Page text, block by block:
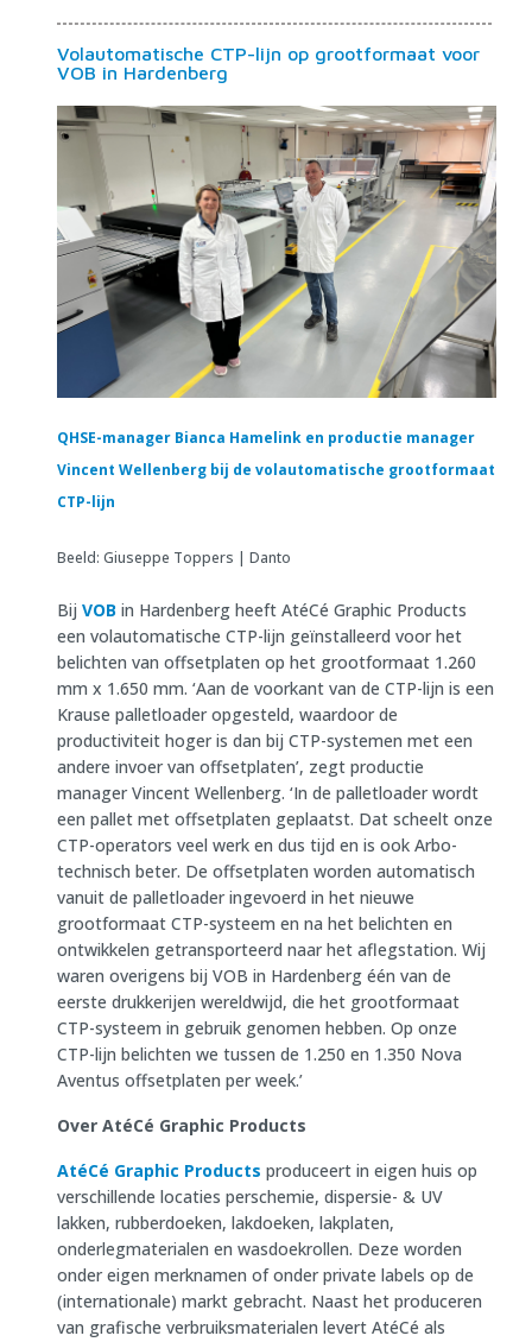
Volautomatische CTP-lijn op grootformaat voor
VOB in Hardenberg
QHSE-manager Bianca Hamelink en productie manager
Vincent Wellenberg bij de volautomatische grootformaat
CTP-lijn
Beeld: Giuseppe Toppers | Danto
Bij VOB in Hardenberg heeft AtéCé Graphic Products
een volautomatische CTP-lijn geïnstalleerd voor het
belichten van offsetplaten op het grootformaat 1.260
mm x 1.650 mm. ‘Aan de voorkant van de CTP-lijn is een
Krause palletloader opgesteld, waardoor de
productiviteit hoger is dan bij CTP-systemen met een
andere invoer van offsetplaten’, zegt productie
manager Vincent Wellenberg. ‘In de palletloader wordt
een pallet met offsetplaten geplaatst. Dat scheelt onze
CTP-operators veel werk en dus tijd en is ook Arbo-
technisch beter. De offsetplaten worden automatisch
vanuit de palletloader ingevoerd in het nieuwe
grootformaat CTP-systeem en na het belichten en
ontwikkelen getransporteerd naar het aflegstation. Wij
waren overigens bij VOB in Hardenberg één van de
eerste drukkerijen wereldwijd, die het grootformaat
CTP-systeem in gebruik genomen hebben. Op onze
CTP-lijn belichten we tussen de 1.250 en 1.350 Nova
Aventus offsetplaten per week.’
Over AtéCé Graphic Products
AtéCé Graphic Products produceert in eigen huis op
verschillende locaties perschemie, dispersie- & UV
lakken, rubberdoeken, lakdoeken, lakplaten,
onderlegmaterialen en wasdoekrollen. Deze worden
onder eigen merknamen of onder private labels op de
(internationale) markt gebracht. Naast het produceren
van grafische verbruiksmaterialen levert AtéCé als